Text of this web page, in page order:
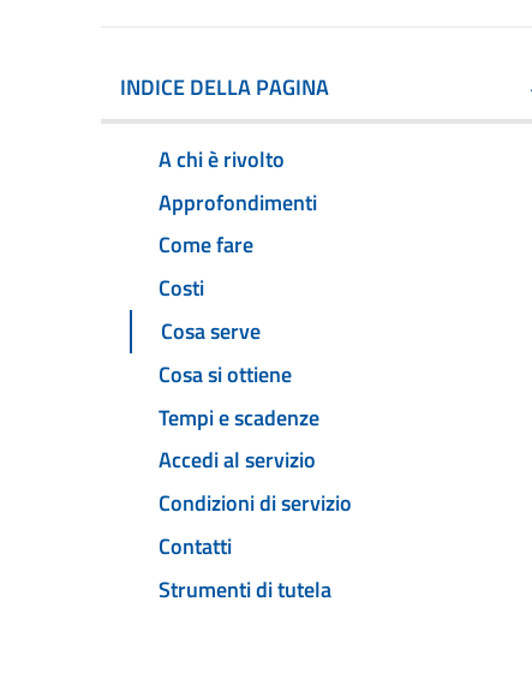
INDICE DELLA PAGINA
A chi è rivolto
Approfondimenti
Come fare
Costi
Cosa serve
Cosa si ottiene
Tempi e scadenze
Accedi al servizio
Condizioni di servizio
Contatti
Strumenti di tutela